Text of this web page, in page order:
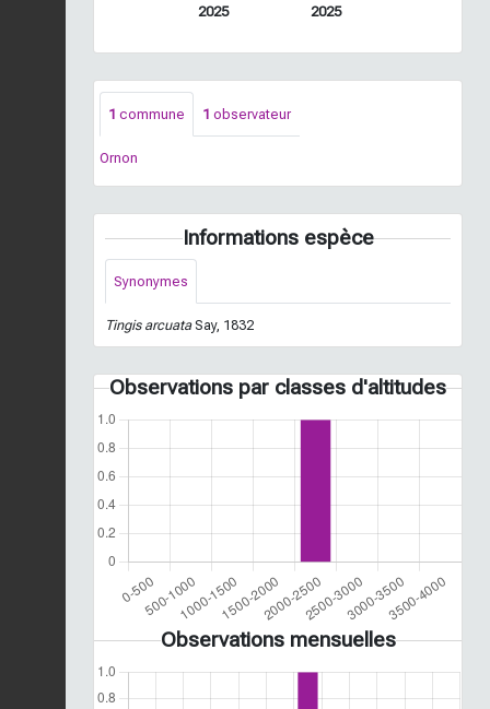
2025 2025
1 commune 1 observateur
Ornon
Informations espèce
Synonymes
Tingis arcuataSay, 1832
Observations par classes d'altitudes
Observations mensuelles